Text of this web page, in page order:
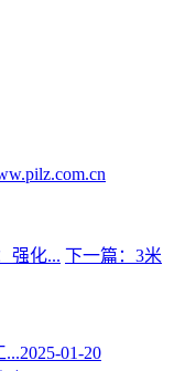
强化... 下一篇：3米
...2025-01-20